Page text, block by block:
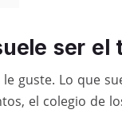
ser el
guste. Lo que
el colegio de